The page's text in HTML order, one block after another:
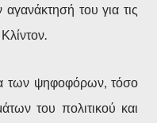
του για τις
των ψηφοφόρων, τόσο
του πολιτικού και